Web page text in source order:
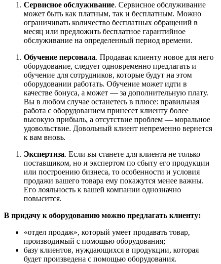
Сервисное обслуживание. Сервисное обслуживание
может быть как платным, так и бесплатным. Можно
ограничивать количество бесплатных обращений в
месяц или предложить бесплатное гарантийное
обслуживание на определенный период времени.
Обучение персонала. Продавая клиенту новое для него
оборудование, следует одновременно предлагать и
обучение для сотрудников, которые будут на этом
оборудовании работать. Обучение может идти в
качестве бонуса, а может — за дополнительную плату.
Вы в любом случае останетесь в плюсе: правильная
работа с оборудованием принесет клиенту более
высокую прибыль, а отсутствие проблем — моральное
удовольствие. Довольный клиент непременно вернется
к вам вновь.
Экспертиза. Если вы станете для клиента не только
поставщиком, но и экспертом по сбыту его продукции
или построению бизнеса, то особенности и условия
продажи вашего товара ему покажутся менее важны.
Его лояльность к вашей компании однозначно
повысится.
В придачу к оборудованию можно предлагать клиенту:
«отдел продаж», который умеет продавать товар,
производимый с помощью оборудования;
базу клиентов, нуждающихся в продукции, которая
будет произведена с помощью оборудования.